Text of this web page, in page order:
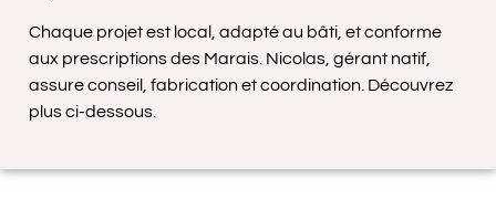
Chaque projet est local, adapté au bâti, et conforme
aux prescriptions des Marais. Nicolas, gérant natif,
assure conseil, fabrication et coordination. Découvrez
plus ci-dessous.